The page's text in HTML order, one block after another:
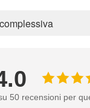
50 recensioni per